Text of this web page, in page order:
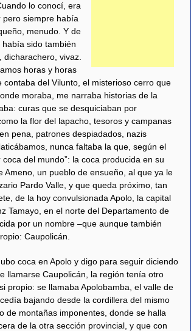
lo conocí, era
siempre había
menudo. Y de
sido también
vivaz.
horas y horas
contaba del Vilunto, el misterioso cerro que
moraba, me narraba historias de la
curas que se desquiciaban por
la flor del lapacho, tesoros y campanas
pena, patrones despiadados, nazis
nunca faltaba la que, según el
coca del mundo”: la coca producida en su
Ameno, un pueblo de ensueño, al que ya le
Pardo Valle, y que queda próximo, tan
de la hoy convulsionada Apolo, la capital
Tamayo, en el norte del Departamento de
por un nombre –que aunque también
Caupolicán.
coca en Apolo y digo para seguir diciendo
llamarse Caupolicán, la región tenía otro
propio: se llamaba Apolobamba, el valle de
bajando desde la cordillera del mismo
de montañas imponentes, donde se halla
de la otra sección provincial, y que con